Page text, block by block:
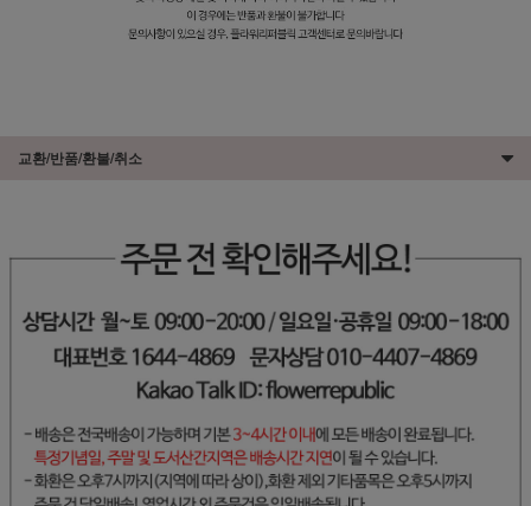
교환/반품/환불/취소